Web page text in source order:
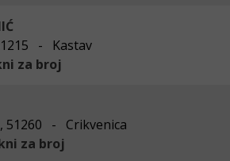
- Kastav
za broj
51260 - Crikvenica
za broj